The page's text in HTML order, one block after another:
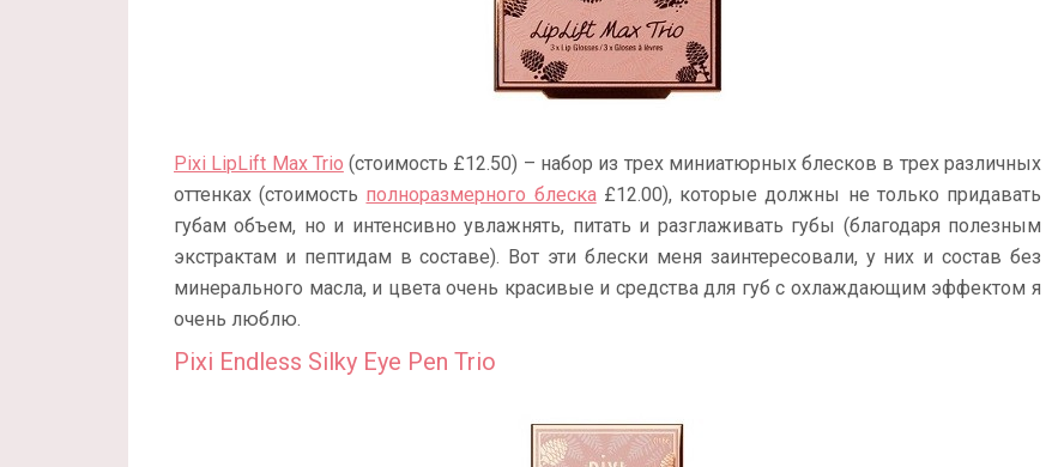
Pixi LipLift Max Trio (стоимость £12.50) – набор из трех миниатюрных блесков в трех различных
оттенках (стоимость полноразмерного блеска£12.00), которые должны не только придавать
губам объем, но и интенсивно увлажнять, питать и разглаживать губы (благодаря полезным
экстрактам и пептидам в составе). Вот эти блески меня заинтересовали, у них и состав без
минерального масла, и цвета очень красивые и средства для губ с охлаждающим эффектом я
очень люблю.
Pixi Endless Silky Eye Pen Trio